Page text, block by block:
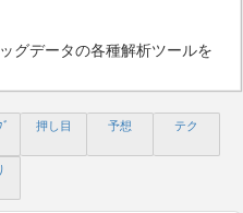
グデータの各種解析ツールを
押し目 予想 テク